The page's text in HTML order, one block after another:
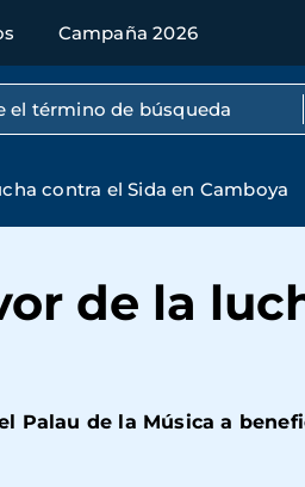
Campaña 2026
por texto completo
contra el Sida en Camboya
de la
de la Música a